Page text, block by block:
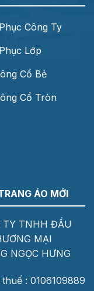
Công Ty
Lớp
Cổ Bẻ
Cổ Tròn
ÁO MỚI
TY TNHH ĐẦU
MẠI
NGỌC HƯNG
: 0106109889